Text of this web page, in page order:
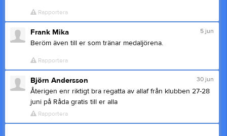
Rapportera
5 jun
Frank Mika
Beröm även till er som tränar medaljörena.
Rapportera
30 jun
Björn Andersson
Återigen enr riktigt bra regatta av allaf från klubben 27-28
juni på Råda gratis till er alla
Rapportera